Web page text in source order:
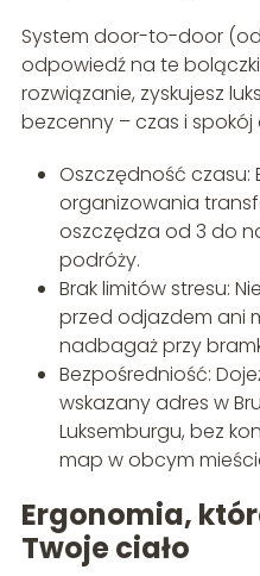
System door-to-door
odpowiedź na te
rozwiązanie, zyskujesz
bezcenny – czas i spokój
Oszczędność czasu:
organizowania
oszczędza od 3 do
podróży.
Brak limitów stresu:
przed odjazdem ani
nadbagaż przy
Bezpośredniość:
wskazany adres w
Luksemburgu, bez
map w obcym
Ergonomia,
Twoje ciało